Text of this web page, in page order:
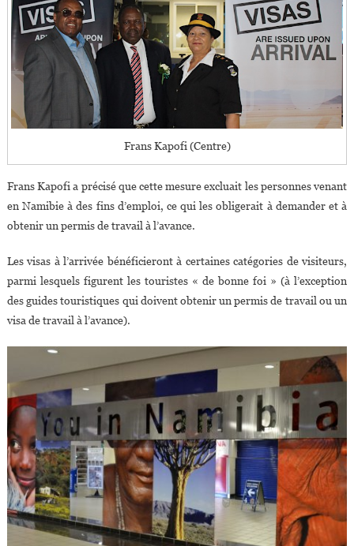
Frans Kapofi (Centre)
Frans Kapofi a précisé que cette mesure excluait les personnes venant
en Namibie à des fins d’emploi, ce qui les obligerait à demander et à
obtenir un permis de travail à l’avance.
Les visas à l’arrivée bénéficieront à certaines catégories de visiteurs,
parmi lesquels figurent les touristes « de bonne foi » (à l’exception
des guides touristiques qui doivent obtenir un permis de travail ou un
visa de travail à l’avance).